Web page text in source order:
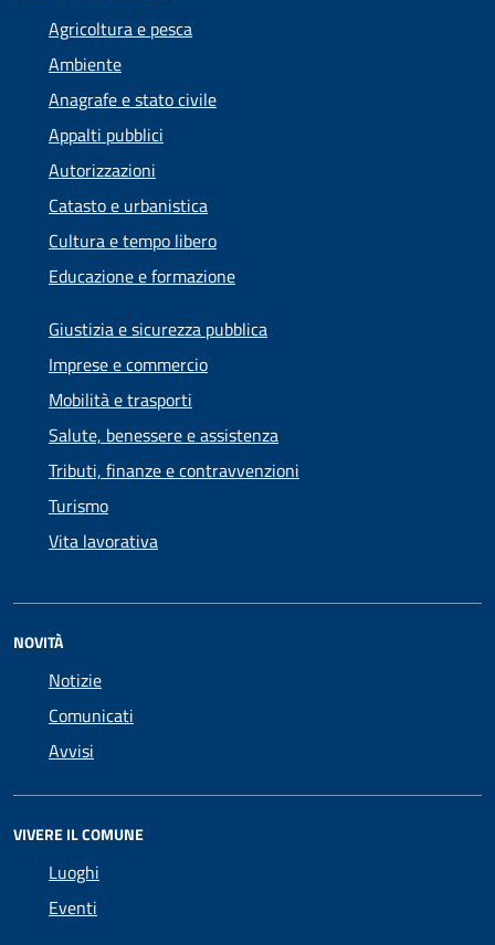
Agricoltura e pesca
Ambiente
Anagrafe e stato civile
Appalti pubblici
Autorizzazioni
Catasto e urbanistica
Cultura e tempo libero
Educazione e formazione
Giustizia e sicurezza pubblica
Imprese e commercio
Mobilità e trasporti
Salute, benessere e assistenza
Tributi, finanze e contravvenzioni
Turismo
Vita lavorativa
NOVITÀ
Notizie
Comunicati
Avvisi
VIVERE IL COMUNE
Luoghi
Eventi